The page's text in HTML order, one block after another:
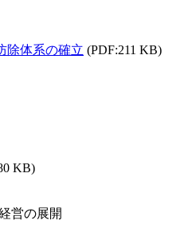
除体系の確立 (PDF:211 KB)
KB)
営の展開